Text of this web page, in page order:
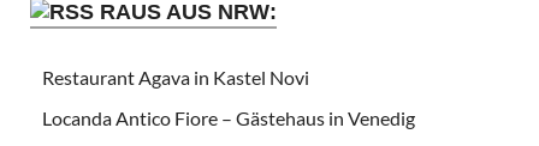
RAUS AUS NRW:
Restaurant Agava in Kastel Novi
Locanda Antico Fiore – Gästehaus in Venedig